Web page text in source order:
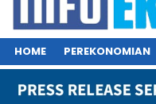
HOME PEREKONOMIAN